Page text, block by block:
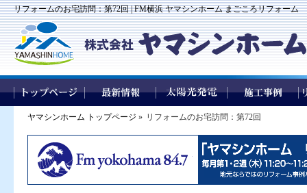
リフォームのお宅訪問：第72回 | FM横浜 ヤマシンホーム まごころリフォーム
ヤマシンホーム トップページ » リフォームのお宅訪問：第72回